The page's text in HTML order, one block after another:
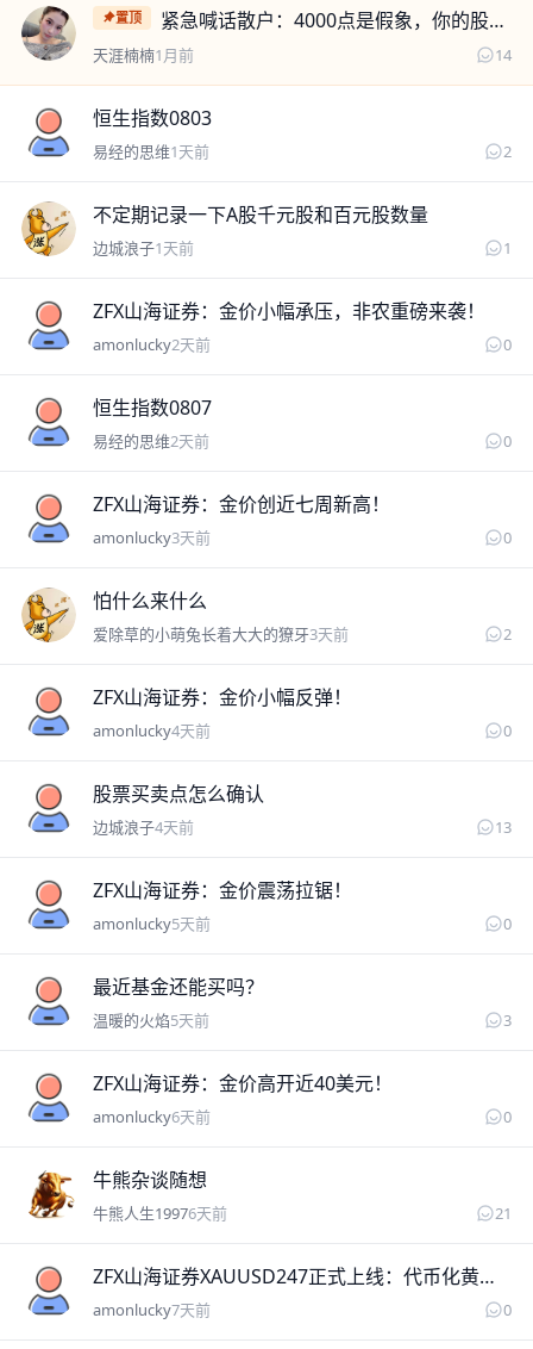
置顶 紧急喊话散户：4000点是假象，你的股票早已跌回2000点！
天涯楠楠
14
天涯楠楠1月前
恒生指数0803
2
易经的思维1天前
不定期记录一下A股千元股和百元股数量
边城浪子
1
边城浪子1天前
ZFX山海证券：金价小幅承压，非农重磅来袭！
amonlucky
0
amonlucky2天前
恒生指数0807
0
易经的思维2天前
ZFX山海证券：金价创近七周新高！
amonlucky
0
amonlucky3天前
怕什么来什么
边城浪子
2
爱除草的小萌兔长着大大的獠牙3天前
ZFX山海证券：金价小幅反弹！
amonlucky
0
amonlucky4天前
股票买卖点怎么确认
13
边城浪子4天前
ZFX山海证券：金价震荡拉锯！
amonlucky
0
amonlucky5天前
最近基金还能买吗？
3
温暖的火焰5天前
ZFX山海证券：金价高开近40美元！
amonlucky
0
amonlucky6天前
牛熊杂谈随想
牛熊人生1997
21
牛熊人生19976天前
ZFX山海证券XAUUSD247正式上线：代币化黄金开启全天候交易新纪元
amonlucky
0
amonlucky7天前